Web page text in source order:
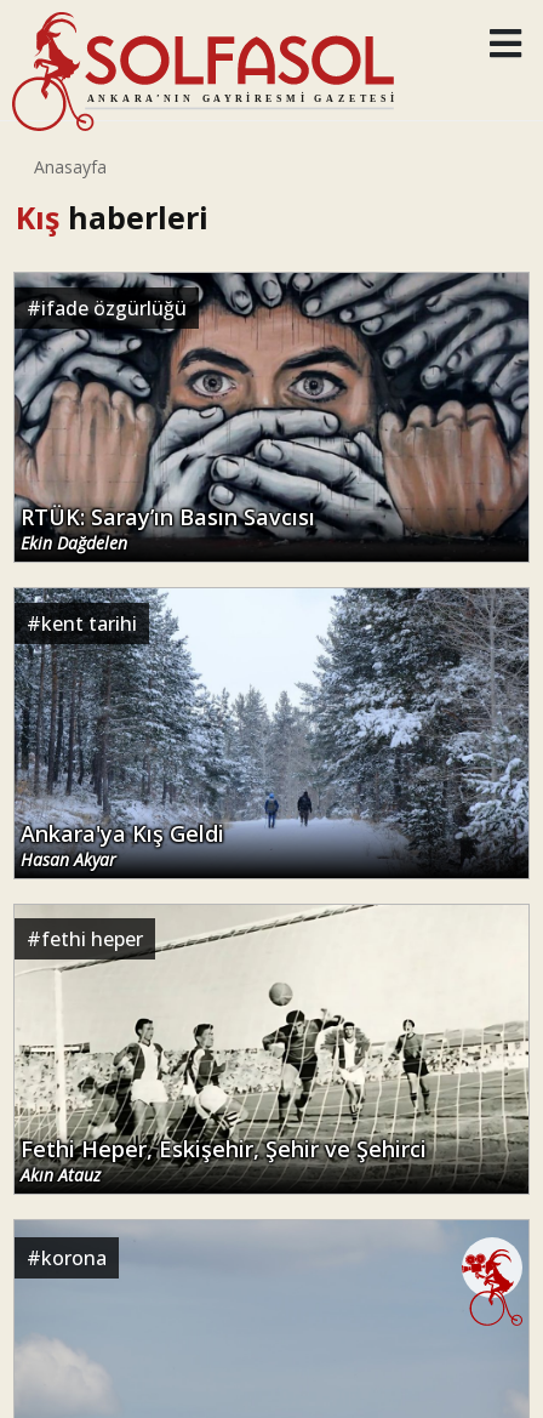
Anasayfa
Kış haberleri
#ifade özgürlüğü
RTÜK: Saray’ın Basın Savcısı
Ekin Dağdelen
#kent tarihi
Ankara'ya Kış Geldi
Hasan Akyar
#fethi heper
Fethi Heper, Eskişehir, Şehir ve Şehirci
Akın Atauz
#korona